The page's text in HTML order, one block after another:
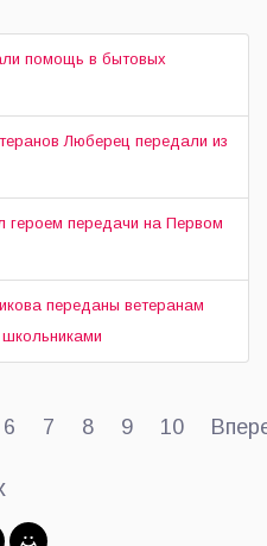
помощь в бытовых
Люберец передали из
передачи на Первом
переданы ветеранам
6 7 8 9 10